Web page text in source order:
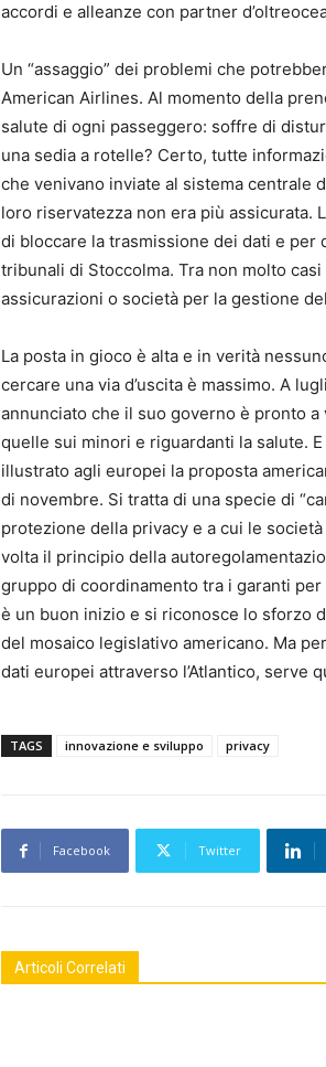
accordi e alleanze con partner
Un “assaggio” dei problemi che
American Airlines. Al momento della
salute di ogni passeggero: soffre di
una sedia a rotelle? Certo, tutte
che venivano inviate al sistema centrale
loro riservatezza non era più assicurata.
di bloccare la trasmissione dei dati e
tribunali di Stoccolma. Tra non molto
assicurazioni o società per la gestione
La posta in gioco è alta e in verità
cercare una via d’uscita è massimo. A
annunciato che il suo governo è pronto
quelle sui minori e riguardanti la salute.
illustrato agli europei la proposta
di novembre. Si tratta di una specie di
protezione della privacy e a cui le
volta il principio della
gruppo di coordinamento tra i garanti
è un buon inizio e si riconosce lo sforzo
del mosaico legislativo americano. Ma
dati europei attraverso l’Atlantico, serve
TAGS innovazione e sviluppo privacy
Facebook Twitter
Articoli Correlati